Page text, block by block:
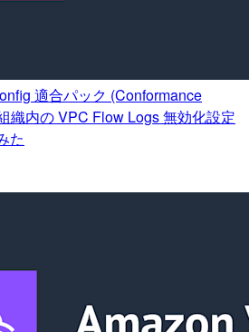
適合パック (Conformance
織内の VPC Flow Logs 無効化設定
た